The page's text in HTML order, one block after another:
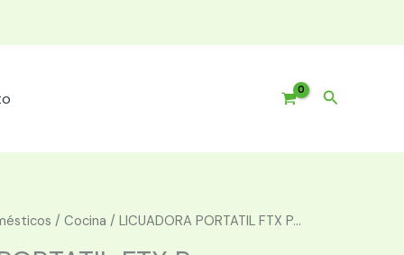
Buscar
/ Cocina / LICUADORA PORTATIL FTX P...